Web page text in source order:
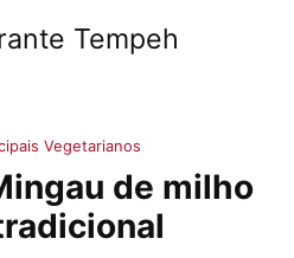
Tempeh
Vegetarianos
de milho